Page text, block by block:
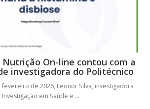
Nutrição On-line contou com a
investigadora do Politécnico
de 2026, Leonor Silva, investigadora
Investigação em Saúde e ...